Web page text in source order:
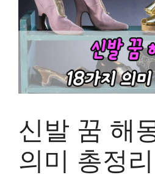
신발 꿈 해
의미 총정리